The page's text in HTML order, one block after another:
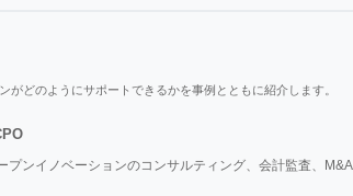
どのようにサポートできるかを事例とともに紹介します。
ンイノベーションのコンサルティング、会計監査、M&A